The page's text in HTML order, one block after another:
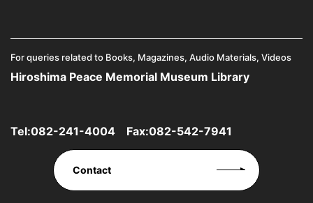
For queries related to Books, Magazines, Audio Materials, Videos
Hiroshima Peace Memorial Museum Library
Tel:082-241-4004 Fax:082-542-7941
Contact